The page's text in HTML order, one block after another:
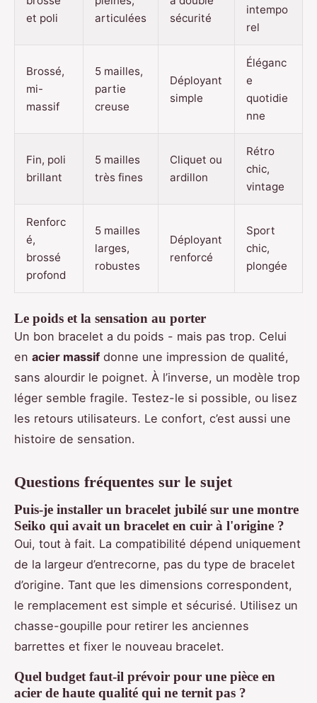
et poli
articulées
sécurité
intempo
rel
Brossé,
mi-
massif
5 mailles,
partie
creuse
Déployant
simple
Éléganc
e
quotidie
nne
Fin, poli
brillant
5 mailles
très fines
Cliquet ou
ardillon
Rétro
chic,
vintage
Renforc
é,
brossé
profond
5 mailles
larges,
robustes
Déployant
renforcé
Sport
chic,
plongée
Le poids et la sensation au porter
Un bon bracelet a du poids - mais pas trop. Celui
en acier massif donne une impression de qualité,
sans alourdir le poignet. À l’inverse, un modèle trop
léger semble fragile. Testez-le si possible, ou lisez
les retours utilisateurs. Le confort, c’est aussi une
histoire de sensation.
Questions fréquentes sur le sujet
Puis-je installer un bracelet jubilé sur une montre
Seiko qui avait un bracelet en cuir à l'origine ?
Oui, tout à fait. La compatibilité dépend uniquement
de la largeur d’entrecorne, pas du type de bracelet
d’origine. Tant que les dimensions correspondent,
le remplacement est simple et sécurisé. Utilisez un
chasse-goupille pour retirer les anciennes
barrettes et fixer le nouveau bracelet.
Quel budget faut-il prévoir pour une pièce en
acier de haute qualité qui ne ternit pas ?